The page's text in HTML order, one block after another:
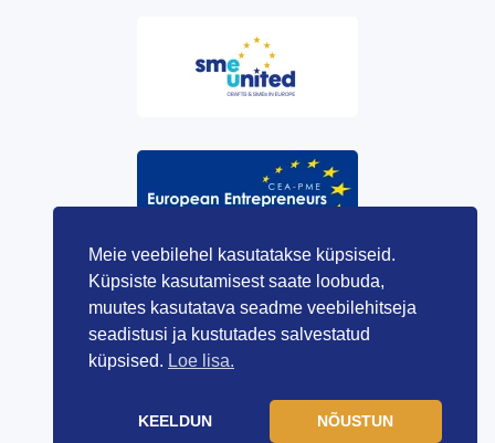
Meie veebilehel kasutatakse küpsiseid.
Küpsiste kasutamisest saate loobuda,
muutes kasutatava seadme veebilehitseja
seadistusi ja kustutades salvestatud
küpsised. Loe lisa.
KEELDUN NÕUSTUN